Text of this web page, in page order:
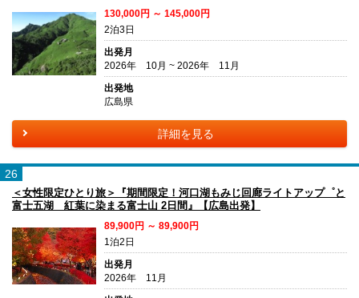
130,000円 ～ 145,000円
2泊3日
出発月
2026年 10月 ~ 2026年 11月
出発地
広島県
詳細を見る
26
＜女性限定ひとり旅＞『期間限定！河口湖もみじ回廊ライトアップ゜と
富士五湖 紅葉に染まる富士山 2日間』【広島出発】
89,900円 ～ 89,900円
1泊2日
出発月
2026年 11月